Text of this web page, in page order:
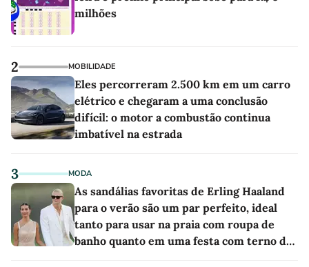
milhões
2 MOBILIDADE
Eles percorreram 2.500 km em um carro
elétrico e chegaram a uma conclusão
difícil: o motor a combustão continua
imbatível na estrada
3 MODA
As sandálias favoritas de Erling Haaland
para o verão são um par perfeito, ideal
tanto para usar na praia com roupa de
banho quanto em uma festa com terno de